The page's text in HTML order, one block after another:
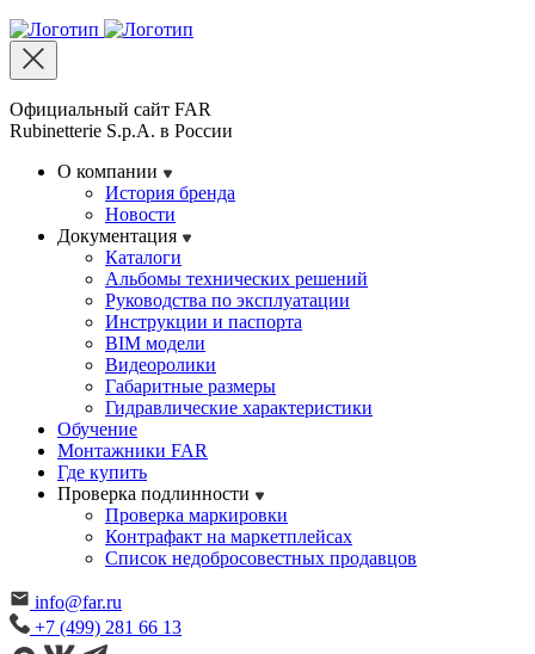
Официальный сайт FAR
Rubinetterie S.p.A. в России
О компании
История бренда
Новости
Документация
Каталоги
Альбомы технических решений
Руководства по эксплуатации
Инструкции и паспорта
BIM модели
Видеоролики
Габаритные размеры
Гидравлические характеристики
Обучение
Монтажники FAR
Где купить
Проверка подлинности
Проверка маркировки
Контрафакт на маркетплейсах
Cписок недобросовестных продавцов
info@far.ru
+7 (499) 281 66 13